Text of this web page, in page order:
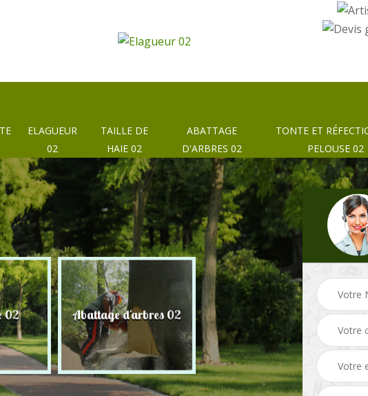
ELAGUEUR
02
TAILLE DE
HAIE 02
ABATTAGE
D'ARBRES 02
TONTE ET
PELOUSE 02
02 Abattage d'arbres 02 Taille de haie 02